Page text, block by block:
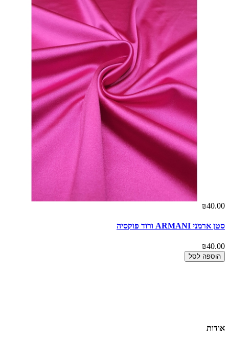
₪40.00
סטן ארמני ARMANI ורוד פוקסיה
₪40.00
הוספה לסל
אודות